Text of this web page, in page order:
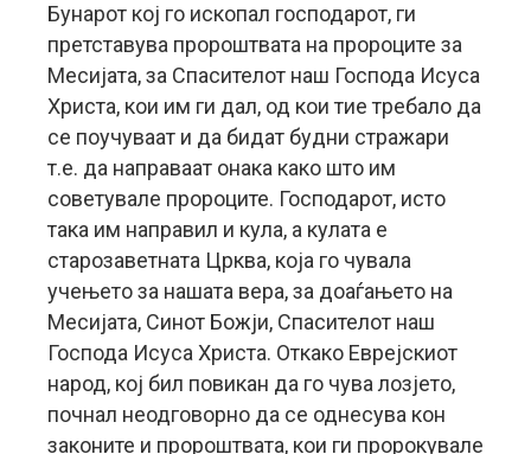
Бунарот кој го ископал господарот, ги
претставува пророштвата на пророците за
Месијата, за Спасителот наш Господа Исуса
Христа, кои им ги дал, од кои тие требало да
се поучуваат и да бидат будни стражари
т.е. да направаат онака како што им
советувале пророците. Господарот, исто
така им направил и кула, а кулата е
старозаветната Црква, која го чувала
учењето за нашата вера, за доаѓањето на
Месијата, Синот Божји, Спасителот наш
Господа Исуса Христа. Откако Еврејскиот
народ, кој бил повикан да го чува лозјето,
почнал неодговорно да се однесува кон
законите и пророштвата, кои ги пророкувале